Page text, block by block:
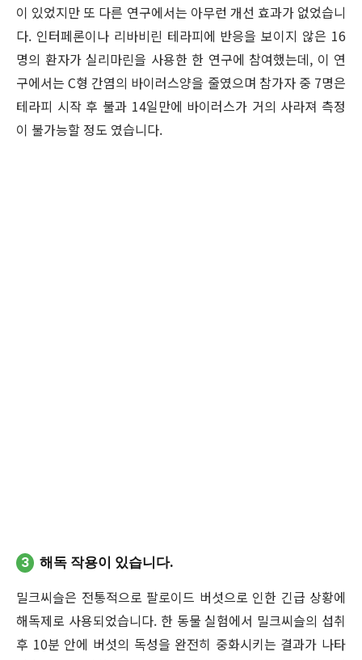
이 있었지만 또 다른 연구에서는 아무런 개선 효과가 없었습니
다. 인터페론이나 리바비린 테라피에 반응을 보이지 않은 16
명의 환자가 실리마린을 사용한 한 연구에 참여했는데, 이 연
구에서는 C형 간염의 바이러스양을 줄였으며 참가자 중 7명은
테라피 시작 후 불과 14일만에 바이러스가 거의 사라져 측정
이 불가능할 정도 였습니다.
3 해독 작용이 있습니다.
밀크씨슬은 전통적으로 팔로이드 버섯으로 인한 긴급 상황에
해독제로 사용되었습니다. 한 동물 실험에서 밀크씨슬의 섭취
후 10분 안에 버섯의 독성을 완전히 중화시키는 결과가 나타